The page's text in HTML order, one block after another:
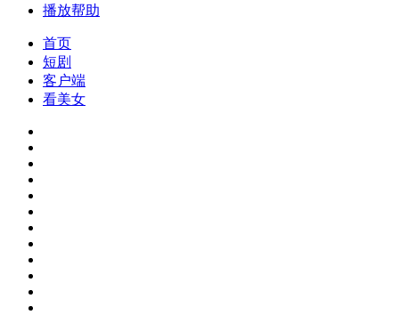
播放帮助
首页
短剧
客户端
看美女